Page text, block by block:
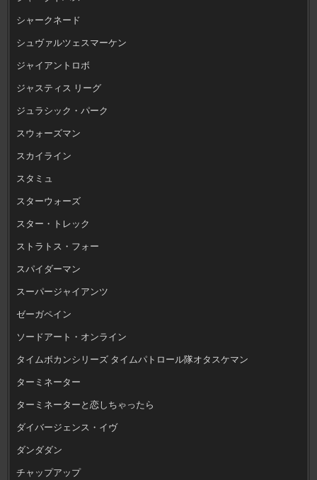
シャークネード
シュヴァルツェスマーケン
ジャイアントロボ
ジャスティス リーグ
ジュラシック・パーク
スウォーズマン
スカイライン
スタミュ
スターウォーズ
スター・トレック
ストラトス・フォー
スパイダーマン
スーパージャイアンツ
ゼーガペイン
ソードアート・オンライン
タイムボカンシリーズ タイムパトロール隊オタスケマン
ターミネーター
ターミネーターと恋しちゃったら
ダイバージェンス・イヴ
ダンダダン
チャップアップ